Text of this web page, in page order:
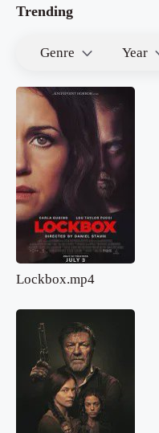
Trending
Genre Year
Lockbox.mp4